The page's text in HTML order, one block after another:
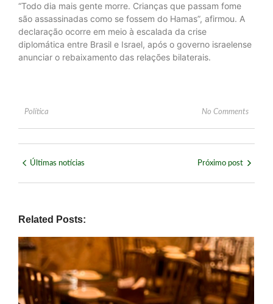
“Todo dia mais gente morre. Crianças que passam fome
são assassinadas como se fossem do Hamas”, afirmou. A
declaração ocorre em meio à escalada da crise
diplomática entre Brasil e Israel, após o governo israelense
anunciar o rebaixamento das relações bilaterais.
Política No Comments
Últimas notícias Próximo post
Related Posts: